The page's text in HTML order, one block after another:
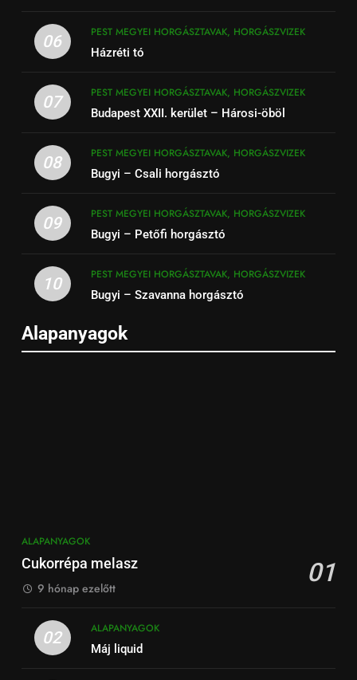
06
PEST MEGYEI HORGÁSZTAVAK, HORGÁSZVIZEK
Házréti tó
07
PEST MEGYEI HORGÁSZTAVAK, HORGÁSZVIZEK
Budapest XXII. kerület – Hárosi-öböl
08
PEST MEGYEI HORGÁSZTAVAK, HORGÁSZVIZEK
Bugyi – Csali horgásztó
09
PEST MEGYEI HORGÁSZTAVAK, HORGÁSZVIZEK
Bugyi – Petőfi horgásztó
10
PEST MEGYEI HORGÁSZTAVAK, HORGÁSZVIZEK
Bugyi – Szavanna horgásztó
Alapanyagok
ALAPANYAGOK
Cukorrépa melasz 01
9 hónap ezelőtt
02
ALAPANYAGOK
Máj liquid